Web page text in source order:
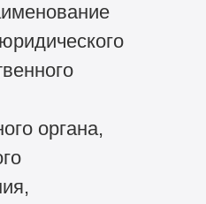
органа,